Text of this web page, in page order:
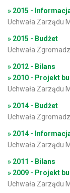
» 2015 -
Uchwała Zarządu
» 2015 - Budżet
Uchwała
» 2012 - Bilans
» 2010 - Projekt
Uchwała Zarządu
» 2014 - Budżet
Uchwała
» 2014 -
Uchwała Zarządu
» 2011 - Bilans
» 2009 - Projekt
Uchwała Zarządu